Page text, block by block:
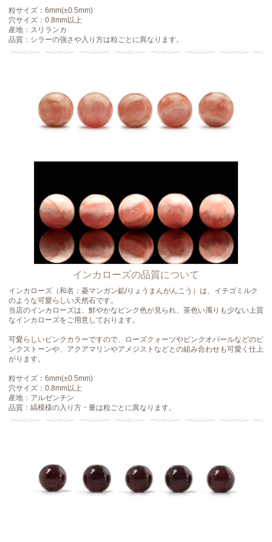
粒サイズ：6mm(±0.5mm)
穴サイズ：0.8mm以上
産地：スリランカ
品質：シラーの強さや入り方は粒ごとに異なります。
インカローズの品質について
インカローズ（和名：菱マンガン鉱/りょうまんがんこう）は、イチゴミルク
のような可愛らしい天然石です。
当店のインカローズは、鮮やかなピンク色が見られ、茶色い濁りも少ない上質
なインカローズをご用意しております。
可愛らしいピンクカラーですので、ローズクォーツやピンクオパールなどのピ
ンクストーンや、アクアマリンやアメジストなどとの組み合わせも可愛く仕上
がります。
粒サイズ：6mm(±0.5mm)
穴サイズ：0.8mm以上
産地：アルゼンチン
品質：縞模様の入り方・量は粒ごとに異なります。